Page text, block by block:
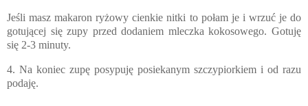
Jeśli masz makaron ryżowy cienkie nitki to połam je i wrzuć je do
gotującej się zupy przed dodaniem mleczka kokosowego. Gotuję
się 2-3 minuty.
4. Na koniec zupę posypuję posiekanym szczypiorkiem i od razu
podaję.